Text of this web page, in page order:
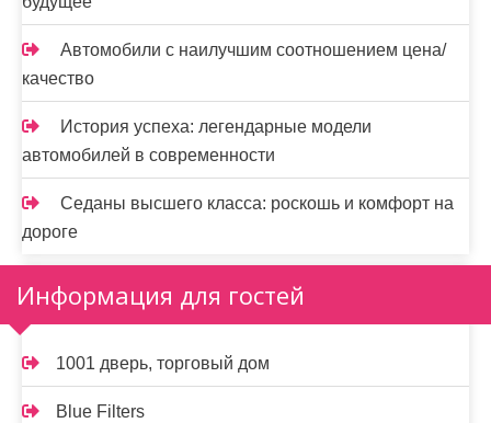
Автомобили с наилучшим соотношением цена/
качество
История успеха: легендарные модели
автомобилей в современности
Седаны высшего класса: роскошь и комфорт на
дороге
Информация для гостей
1001 дверь, торговый дом
Blue Filters